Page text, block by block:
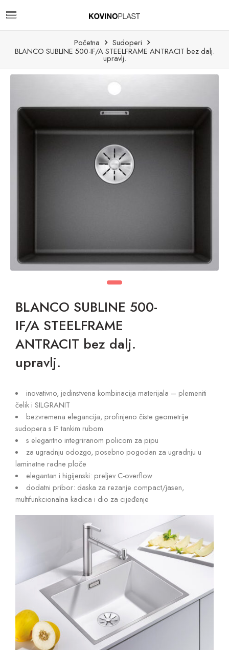
Početna
Sudoperi
BLANCO SUBLINE 500-IF/A STEELFRAME ANTRACIT bez dalj.
upravlj.
BLANCO SUBLINE 500-
IF/A STEELFRAME
ANTRACIT bez dalj.
upravlj.
inovativno, jedinstvena kombinacija materijala – plemeniti
čelik i SILGRANIT
bezvremena elegancija, profinjeno čiste geometrije
sudopera s IF tankim rubom
s elegantno integriranom policom za pipu
za ugradnju odozgo, posebno pogodan za ugradnju u
laminatne radne ploče
elegantan i higijenski: preljev C-overflow
dodatni pribor: daska za rezanje compact/jasen,
multifunkcionalna kadica i dio za cijeđenje